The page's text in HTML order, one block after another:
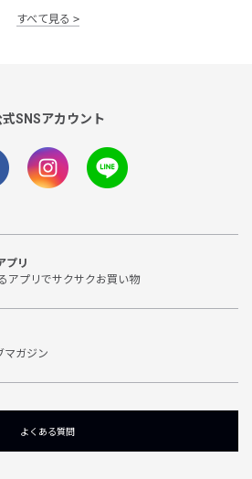
すべて見る
式SNSアカウント
プリ
アプリでサクサクお買い物
マガジン
よくある質問